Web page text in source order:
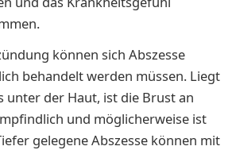
können sich Abszesse
behandelt werden müssen. Liegt
unter der Haut, ist die Brust an
und möglicherweise ist
gelegene Abszesse können mit